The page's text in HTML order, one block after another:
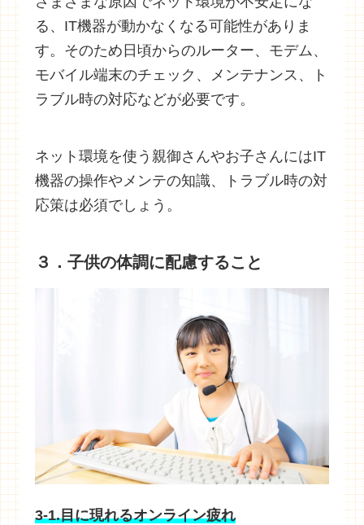
る、IT機器が動かなくなる可能性がありま
す。そのため日頃からのルーター、モデム、
モバイル端末のチェック、メンテナンス、ト
ラブル時の対応などが必要です。
ネット環境を使う親御さんやお子さんにはIT
機器の操作やメンテの知識、トラブル時の対
応策は必須でしょう。
３．子供の体調に配慮すること
3-1.目に現れるオンライン疲れ